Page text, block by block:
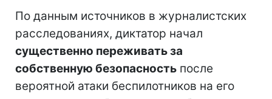
По данным источников в журналистских
расследованиях, диктатор начал
существенно переживать за
собственную безопасность после
вероятной атаки беспилотников на его